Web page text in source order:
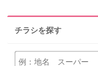
チラシを探す